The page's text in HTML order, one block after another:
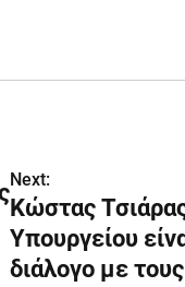
Next:
Κώστας
Υπουργείου
διάλογο με